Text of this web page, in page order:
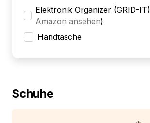
Elektronik Organizer (GRID-IT)
Amazon ansehen)
Handtasche
Schuhe